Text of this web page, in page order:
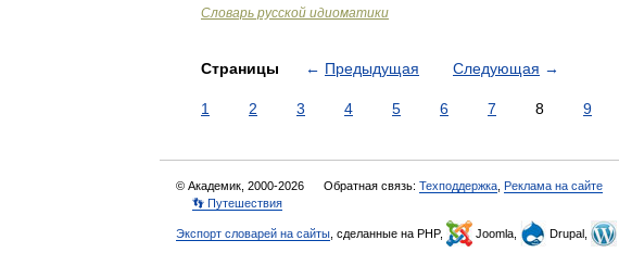
Словарь русской идиоматики
Страницы ← Предыдущая Следующая →
1 2 3 4 5 6 7 8 9
© Академик, 2000-2026 Обратная связь: Техподдержка Реклама на сайте
👣 Путешествия
Экспорт словарей на сайты , сделанные на PHP, Joomla, Drupal,